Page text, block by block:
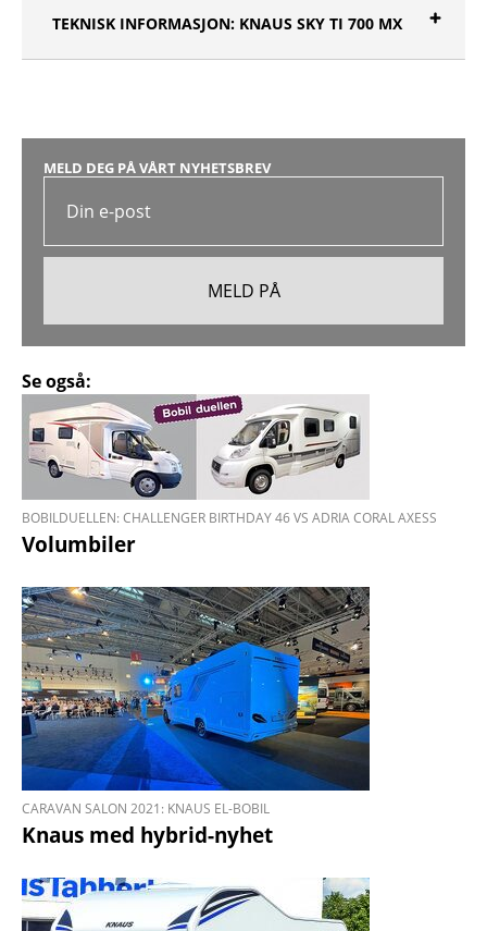
TEKNISK INFORMASJON: KNAUS SKY TI 700 MX
MELD DEG PÅ VÅRT NYHETSBREV
Se også:
BOBILDUELLEN: CHALLENGER BIRTHDAY 46 VS ADRIA CORAL AXESS
Volumbiler
CARAVAN SALON 2021: KNAUS EL-BOBIL
Knaus med hybrid-nyhet